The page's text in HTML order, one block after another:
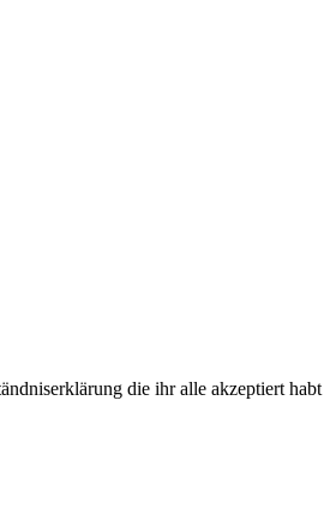
die ihr alle akzeptiert habt